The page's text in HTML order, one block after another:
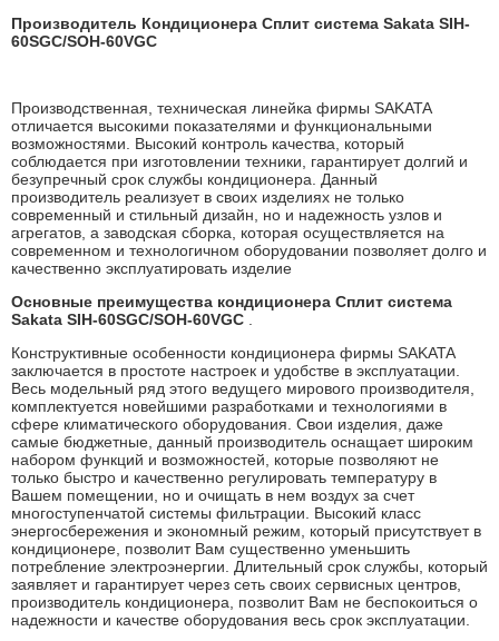
Производитель Кондиционера Сплит система Sakata SIH-
60SGC/SOH-60VGC
Производственная, техническая линейка фирмы SAKATA
отличается высокими показателями и функциональными
возможностями. Высокий контроль качества, который
соблюдается при изготовлении техники, гарантирует долгий и
безупречный срок службы кондиционера. Данный
производитель реализует в своих изделиях не только
современный и стильный дизайн, но и надежность узлов и
агрегатов, а заводская сборка, которая осуществляется на
современном и технологичном оборудовании позволяет долго и
качественно эксплуатировать изделие
Основные преимущества кондиционера Сплит система
Sakata SIH-60SGC/SOH-60VGC
Конструктивные особенности кондиционера фирмы SAKATA
заключается в простоте настроек и удобстве в эксплуатации.
Весь модельный ряд этого ведущего мирового производителя,
комплектуется новейшими разработками и технологиями в
сфере климатического оборудования. Свои изделия, даже
самые бюджетные, данный производитель оснащает широким
набором функций и возможностей, которые позволяют не
только быстро и качественно регулировать температуру в
Вашем помещении, но и очищать в нем воздух за счет
многоступенчатой системы фильтрации. Высокий класс
энергосбережения и экономный режим, который присутствует в
кондиционере, позволит Вам существенно уменьшить
потребление электроэнергии. Длительный срок службы, который
заявляет и гарантирует через сеть своих сервисных центров,
производитель кондиционера, позволит Вам не беспокоиться о
надежности и качестве оборудования весь срок эксплуатации.